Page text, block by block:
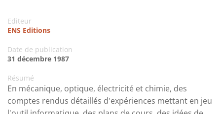
Editeur
ENS Editions
Date de publication
31 décembre 1987
Résumé
En mécanique, optique, électricité et chimie, des
comptes rendus détaillés d'expériences mettant en jeu